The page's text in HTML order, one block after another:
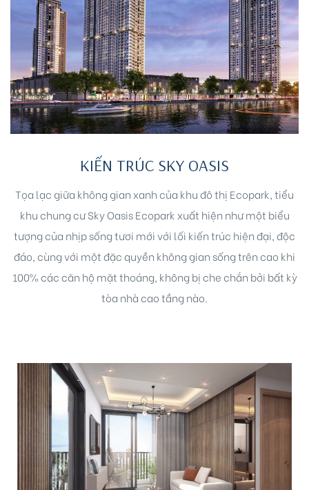
KIẾN TRÚC SKY OASIS
Tọa lạc giữa không gian xanh của khu đô thị Ecopark, tiểu
khu chung cư Sky Oasis Ecopark xuất hiện như một biểu
tượng của nhịp sống tươi mới với lối kiến trúc hiện đại, độc
đáo, cùng với một đặc quyền không gian sống trên cao khi
100% các căn hộ mặt thoáng, không bị che chắn bởi bất kỳ
tòa nhà cao tầng nào.